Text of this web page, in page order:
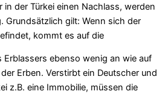
in der Türkei einen Nachlass, werden
Grundsätzlich gilt: Wenn sich der
kommt es auf die
Erblassers ebenso wenig an wie auf
Erben. Verstirbt ein Deutscher und
z.B. eine Immobilie, müssen die